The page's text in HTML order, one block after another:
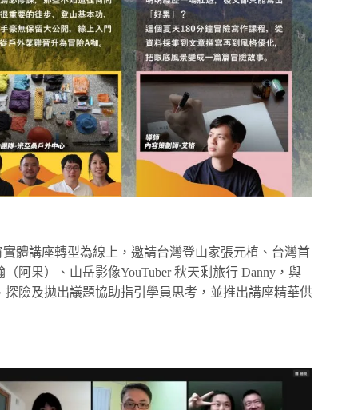
實體講座轉型為線上，邀請台灣登山家張元植、台灣首
阿果）、山岳影像YouTuber 秋天剩旅行 Danny，與
險及拋出議題協助指引學員思考，並推出講座精華供